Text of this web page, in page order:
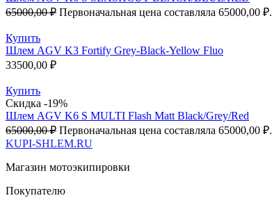
65000,00₽ Первоначальная цена составляла 65000,00 ₽.
Купить
Шлем AGV K3 Fortify Grey-Black-Yellow Fluo
33500,00 ₽
Купить
Скидка -19%
Шлем AGV K6 S MULTI Flash Matt Black/Grey/Red
65000,00₽ Первоначальная цена составляла 65000,00 ₽.
KUPI-SHLEM.RU
Магазин мотоэкипировки
Покупателю